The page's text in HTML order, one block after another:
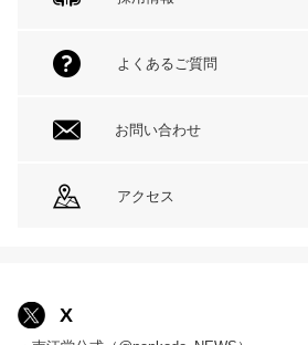
よくあるご質問
お問い合わせ
アクセス
X